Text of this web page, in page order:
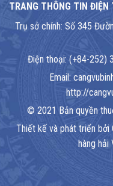
TRANG THÔNG TIN ĐIỆN
Trụ sở chính: Số 345
Điện thoại: (+84-252)
Email:
http://
© 2021 Bản quyền
Thiết kế và phát triển
hàng